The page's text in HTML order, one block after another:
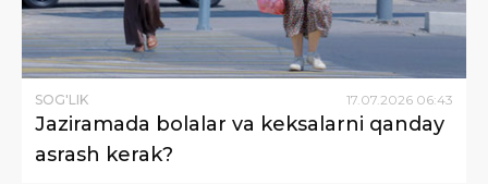
SOG'LIK 17.07.2026 06:43
Jaziramada bolalar va keksalarni qanday
asrash kerak?